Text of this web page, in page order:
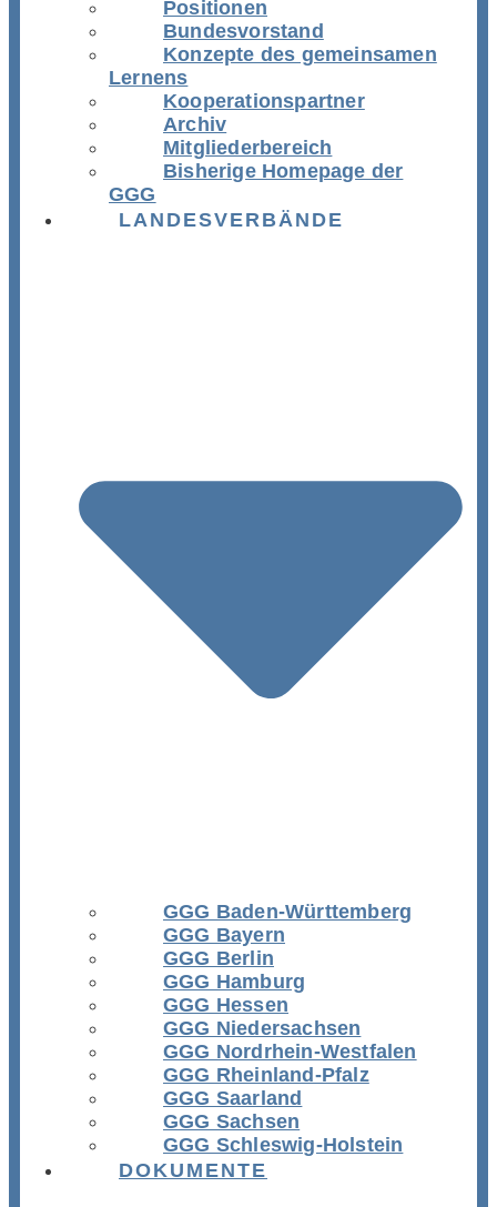
Positionen
Bundesvorstand
Konzepte des gemeinsamen
Lernens
Kooperationspartner
Archiv
Mitgliederbereich
Bisherige Homepage der
GGG
LANDESVERBÄNDE
GGG Baden-Württemberg
GGG Bayern
GGG Berlin
GGG Hamburg
GGG Hessen
GGG Niedersachsen
GGG Nordrhein-Westfalen
GGG Rheinland-Pfalz
GGG Saarland
GGG Sachsen
GGG Schleswig-Holstein
DOKUMENTE